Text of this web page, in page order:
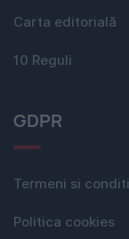
Carta editorială
10 Reguli
GDPR
Termeni si
Politica cookies